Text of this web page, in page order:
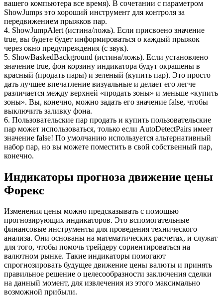
вашего компьютера все время). В сочетании с параметром
ShowJumps это хороший инструмент для контроля за
передвижением прыжков пар.
4. ShowJumpAlert (истина/ложь). Если присвоено значение
true, вы будете будет информироваться о каждый прыжок
через окно предупреждения (с звук).
5. ShowBaskedBackground (истина/ложь). Если установлено
значение true, фон корзину индикатора будут окрашены в
красный (продать пары) и зеленый (купить пар). Это просто
дать лучшее впечатление визуальные и делает его легче
различается между верхней «продать зоны» и меньше «купить
зоны». Вы, конечно, можно задать его значение false, чтобы
выключить заливку фона.
6. Пользовательские пар продать и купить пользовательские
пар может использоваться, только если AutoDetectPairs имеет
значение false! По умолчанию используется альтернативный
набор пар, но вы можете поместить в свой собственный пар,
конечно.
Индикаторы прогноза движение цены
Форекс
Изменения цены можно предсказывать с помощью
прогнозирующих индикаторов. Это вспомогательные
финансовые инструменты для проведения технического
анализа. Они основаны на математических расчетах, и служат
для того, чтобы помочь трейдеру сориентироваться на
валютном рынке. Такие индикаторы помогают
спрогнозировать будущее движение цены валюты и принять
правильное решение о целесообразности заключения сделки
на данный момент, для извлечения из этого максимально
возможной прибыли.